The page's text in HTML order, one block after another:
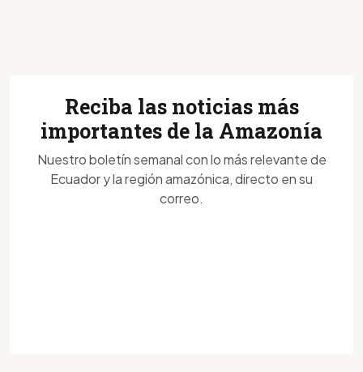
Reciba las noticias más
importantes de la Amazonía
Nuestro boletín semanal con lo más relevante de
Ecuador y la región amazónica, directo en su
correo.